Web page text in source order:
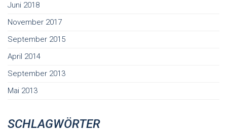
Juni 2018
November 2017
September 2015
April 2014
September 2013
Mai 2013
SCHLAGWÖRTER